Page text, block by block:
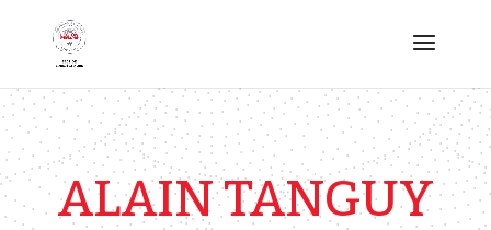
ALAIN TANGUY